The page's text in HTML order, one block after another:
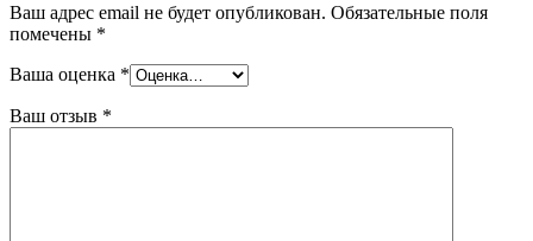
Ваш адрес email не будет опубликован. Обязательные поля
помечены *
Ваша оценка *
Ваш отзыв *